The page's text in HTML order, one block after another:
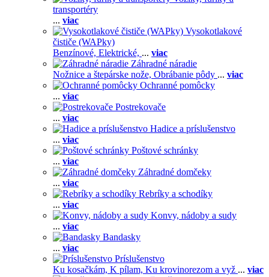
transportéry
... viac
Vysokotlakové
čističe (WAPky)
Benzínové, Elektrické, ... viac
Záhradné náradie
Nožnice a štepárske nože, Obrábanie pôdy ... viac
Ochranné pomôcky
... viac
Postrekovače
... viac
Hadice a príslušenstvo
... viac
Poštové schránky
... viac
Záhradné domčeky
... viac
Rebríky a schodíky
... viac
Konvy, nádoby a sudy
... viac
Bandasky
... viac
Príslušenstvo
Ku kosačkám, K pílam, Ku krovinorezom a vyž ... viac